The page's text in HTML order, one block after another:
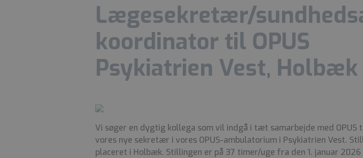
Lægesekretær/
koordinator til OPUS
Psykiatrien Vest, Holbæk
Vi søger en dygtig kollega som vil indgå i tæt samarbejde med OPUS
vores nye sekretær i vores OPUS-ambulatorium i Psykiatrien Vest.
placeret i Holbæk. Stillingen er på 37 timer/uge fra den 1. januar